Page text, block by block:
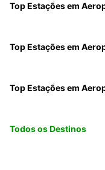
Top Estações em
Top Estações em
Top Estações em
Todos os Destinos